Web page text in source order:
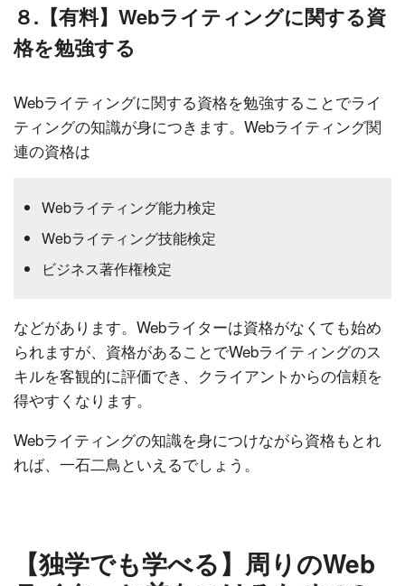
８.【有料】Webライティングに関する資
格を勉強する
Webライティングに関する資格を勉強することでライ
ティングの知識が身につきます。Webライティング関
連の資格は
Webライティング能力検定
Webライティング技能検定
ビジネス著作権検定
などがあります。Webライターは資格がなくても始め
られますが、資格があることでWebライティングのス
キルを客観的に評価でき、クライアントからの信頼を
得やすくなります。
Webライティングの知識を身につけながら資格もとれ
れば、一石二鳥といえるでしょう。
【独学でも学べる】周りのWeb